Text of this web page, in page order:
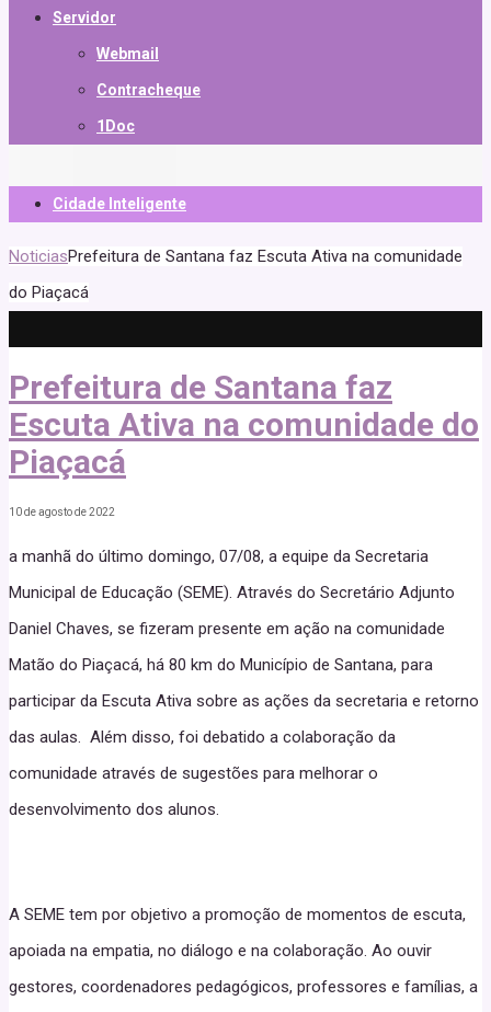
Servidor
Webmail
Contracheque
1Doc
Cidade Inteligente
NoticiasPrefeitura de Santana faz Escuta Ativa na comunidade
do Piaçacá
Prefeitura de Santana faz
Escuta Ativa na comunidade do
Piaçacá
10 de agosto de 2022
a manhã do último domingo, 07/08, a equipe da Secretaria
Municipal de Educação (SEME). Através do Secretário Adjunto
Daniel Chaves, se fizeram presente em ação na comunidade
Matão do Piaçacá, há 80 km do Município de Santana, para
participar da Escuta Ativa sobre as ações da secretaria e retorno
das aulas. Além disso, foi debatido a colaboração da
comunidade através de sugestões para melhorar o
desenvolvimento dos alunos.
A SEME tem por objetivo a promoção de momentos de escuta,
apoiada na empatia, no diálogo e na colaboração. Ao ouvir
gestores, coordenadores pedagógicos, professores e famílias, a